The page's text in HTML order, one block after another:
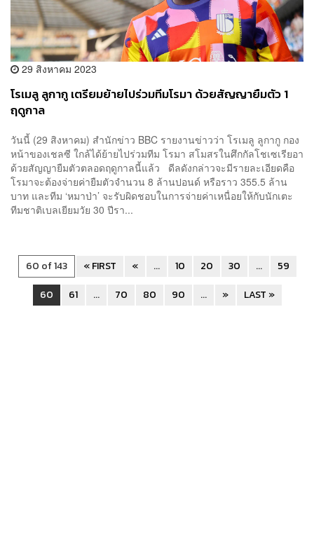
29 สิงหาคม 2023
โรเมลู ลูกากู เตรียมย้ายไปร่วมทีมโรมา ด้วยสัญญายืมตัว 1
ฤดูกาล
วันนี้ (29 สิงหาคม) สำนักข่าว BBC รายงานข่าวว่า โรเมลู ลูกากู กอง
หน้าของเชลซี ใกล้ได้ย้ายไปร่วมทีม โรมา สโมสรในศึกกัลโชเซเรียอา
ด้วยสัญญายืมตัวตลอดฤดูกาลนี้แล้ว ดีลดังกล่าวจะมีรายละเอียดคือ
โรมาจะต้องจ่ายค่ายืมตัวจำนวน 8 ล้านปอนด์ หรือราว 355.5 ล้าน
บาท และทีม ‘หมาป่า’ จะรับผิดชอบในการจ่ายค่าเหนื่อยให้กับนักเตะ
ทีมชาติเบลเยียมวัย 30 ปีรา...
60 of 143 « FIRST « ... 10 20 30 ...
59
60
61 ... 70 80 90 ... » LAST »